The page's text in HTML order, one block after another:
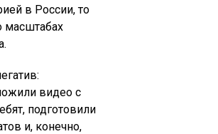
в России, то
масштабах
видео с
подготовили
и, конечно,